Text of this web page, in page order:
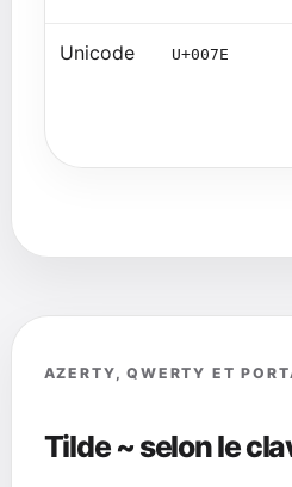
Unicode U+007E
AZERTY, QWERTY ET
Tilde ~ selon le